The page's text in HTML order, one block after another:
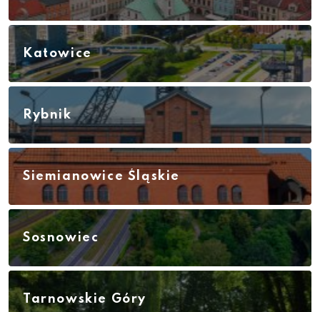
Katowice
Rybnik
Siemianowice Śląskie
Sosnowiec
Tarnowskie Góry